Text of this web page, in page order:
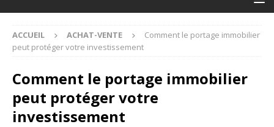
ACCUEIL ACHAT-VENTE
Comment le portage immobilier
peut protéger votre investissement
Comment le portage immobilier
peut protéger votre
investissement